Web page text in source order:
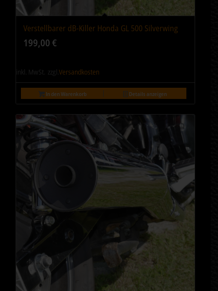
Verstellbarer dB-Killer Honda GL 500 Silverwing
199,00€
inkl. MwSt. zzgl.Versandkosten
In den Warenkorb Details anzeigen